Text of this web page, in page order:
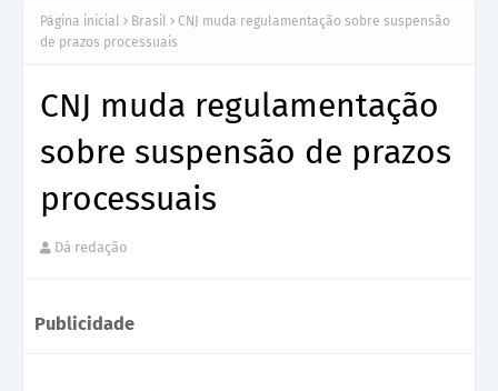
Página inicial Brasil
CNJ muda regulamentação sobre suspensão
de prazos processuais
CNJ muda regulamentação
sobre suspensão de prazos
processuais
Dá redação
Publicidade